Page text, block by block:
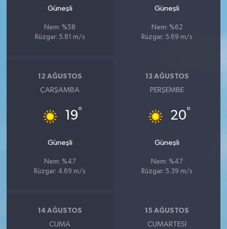
Güneşli
Nem: %58
Rüzgar: 5.81 m/s
Güneşli
Nem: %62
Rüzgar: 5.69 m/s
12 AĞUSTOS
ÇARŞAMBA
19°
Güneşli
Nem: %47
Rüzgar: 4.69 m/s
13 AĞUSTOS
PERŞEMBE
20°
Güneşli
Nem: %47
Rüzgar: 5.39 m/s
14 AĞUSTOS
CUMA
15 AĞUSTOS
CUMARTESI